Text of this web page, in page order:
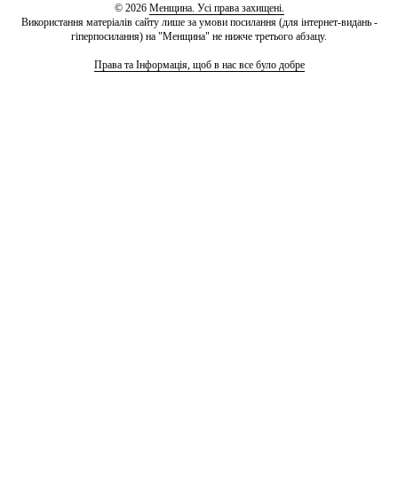
© 2026 Менщина. Усі права захищені.
Використання матеріалів сайту лише за умови посилання (для інтернет-видань -
гіперпосилання) на "Менщина" не нижче третього абзацу.
Права та Інформація, щоб в нас все було добре